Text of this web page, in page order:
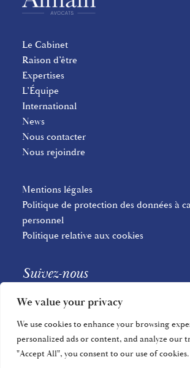
We value your privacy
We use cookies to enhance your browsing
personalized ads or content, and analyze our
"Accept All", you consent to our use of cookies.
Le Cabinet
Raison d’être
Expertises
L’Équipe
International
News
Nous contacter
Nous rejoindre
Mentions légales
Politique de protection des données à
personnel
Politique relative aux cookies
Suivez-nous